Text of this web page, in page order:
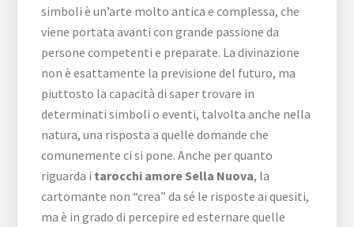
simboli è un’arte molto antica e complessa, che
viene portata avanti con grande passione da
persone competenti e preparate. La divinazione
non è esattamente la previsione del futuro, ma
piuttosto la capacità di saper trovare in
determinati simboli o eventi, talvolta anche nella
natura, una risposta a quelle domande che
comunemente ci si pone. Anche per quanto
riguarda i tarocchi amore Sella Nuova, la
cartomante non “crea” da sé le risposte ai quesiti,
ma è in grado di percepire ed esternare quelle